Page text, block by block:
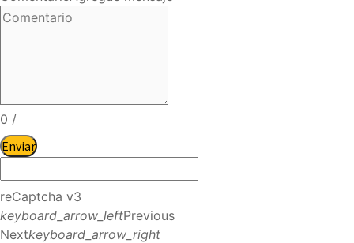
0 /
Enviar
reCaptcha v3
keyboard_arrow_leftPrevious
Nextkeyboard_arrow_right